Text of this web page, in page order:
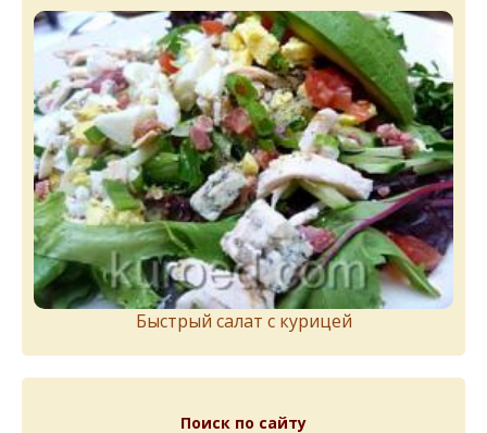
Быстрый салат с курицей
Поиск по сайту